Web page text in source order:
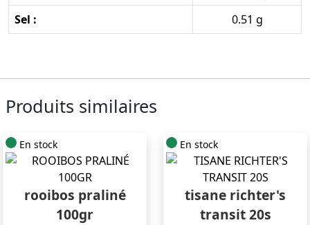
Sel :
0.51 g
Produits similaires
En stock
rooibos praliné
100gr
En stock
tisane richter's
transit 20s